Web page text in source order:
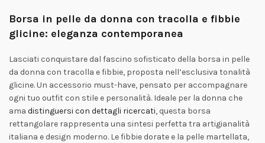
Borsa in pelle da donna con tracolla e fibbie
glicine: eleganza contemporanea
Lasciati conquistare dal fascino sofisticato della borsa in pelle
da donna con tracolla e fibbie, proposta nell’esclusiva tonalità
glicine. Un accessorio must-have, pensato per accompagnare
ogni tuo outfit con stile e personalità. Ideale per la donna che
ama distinguersi con dettagli ricercati, questa borsa
rettangolare rappresenta una sintesi perfetta tra artigianalità
italiana e design moderno. Le fibbie dorate e la pelle martellata,